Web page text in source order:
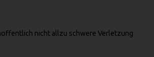
nicht allzu schwere Verletzung